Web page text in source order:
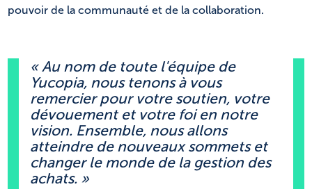
pouvoir de la communauté et de la collaboration.
« Au nom de toute l'équipe de
Yucopia, nous tenons à vous
remercier pour votre soutien, votre
dévouement et votre foi en notre
vision. Ensemble, nous allons
atteindre de nouveaux sommets et
changer le monde de la gestion des
achats. »